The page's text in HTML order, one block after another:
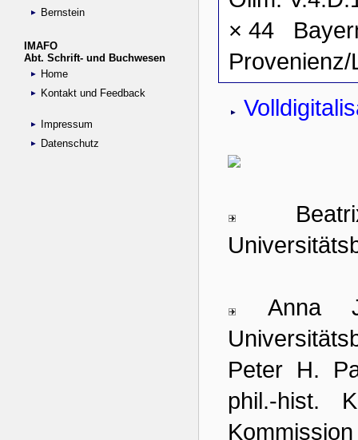
Bernstein
IMAFO
Abt. Schrift- und Buchwesen
Home
Kontakt und Feedback
Impressum
Datenschutz